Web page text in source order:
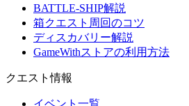
BATTLE-SHIP解説
箱クエスト周回のコツ
ディスカバリー解説
GameWithストアの利用方法
クエスト情報
イベント一覧